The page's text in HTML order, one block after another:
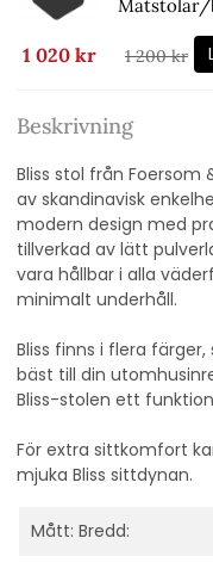
Matstolar/
1 020 kr 1 200 kr
Beskrivning
Bliss stol från Foersom
av skandinavisk
modern design med
tillverkad av lätt
vara hållbar i alla
minimalt underhåll.
Bliss finns i flera
bäst till din
Bliss-stolen ett
För extra sittkomfort
mjuka Bliss sittdynan.
Mått: Bredd: